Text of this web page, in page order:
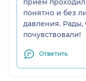
понятно и без
давления. Рады,
почувствовали!
Ответить